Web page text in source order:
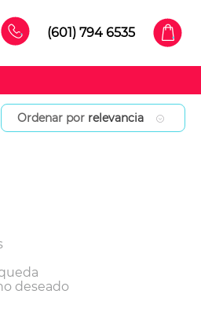
(601) 794 6535
Ordenar por relevancia
deseado